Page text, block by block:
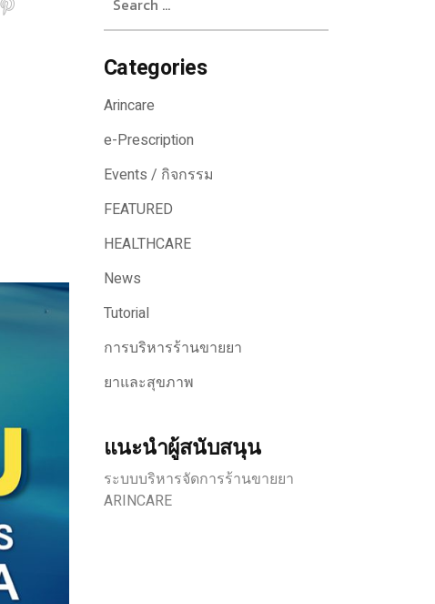
for:
Categories
Arincare
e-Prescription
Events / กิจกรรม
FEATURED
HEALTHCARE
News
Tutorial
การบริหารร้านขายยา
ยาและสุขภาพ
แนะนำผู้สนับสนุน
ระบบบริหารจัดการร้านขายยา
ARINCARE